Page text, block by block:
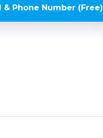
& Phone Number (Free)